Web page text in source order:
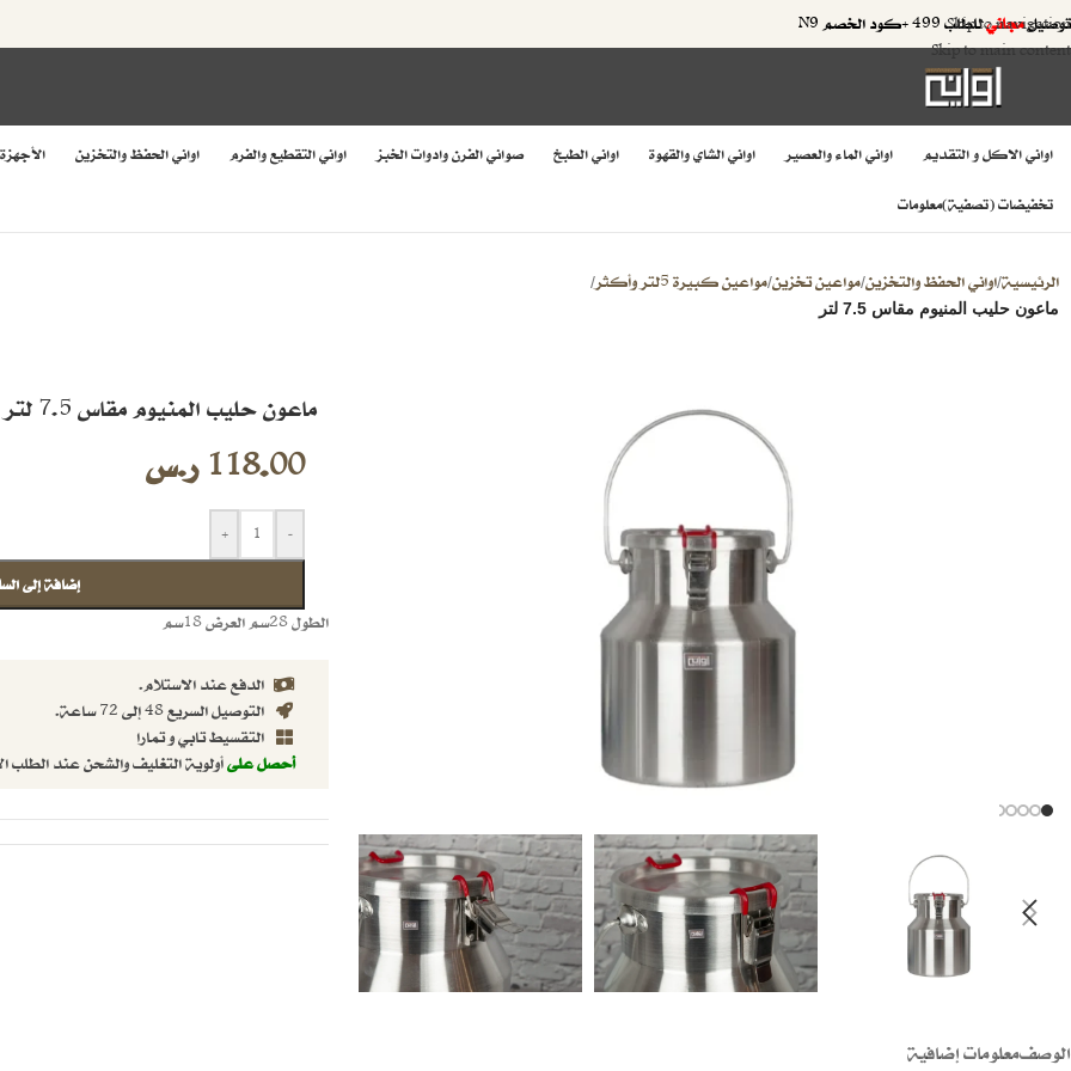
Skip to navigation
Skip to main content
توصيلمجانيللطلب 499 +كود الخصم N9
اواني الاكل و التقديم اواني الماء والعصير اواني الشاي والقهوة اواني الطبخ صواني الفرن وادوات الخبز اواني التقطيع والفرم اواني الحفظ والتخزين
تخفيضات (تصفية)معلومات
الرئيسية/اواني الحفظ والتخزين/مواعين تخزين/مواعين كبيرة 5لتر وأكثر
/
ماعون حليب المنيوم مقاس 7.5 لتر
ماعون حليب المنيوم مقاس 7.5 لتر
118.00 ر.س
-
+
إضافة إلى
الطول 28سم العرض 18سم
الدفع عند الاستلام.
التوصيل السريع 48 إلى 72 ساعة.
التقسيط تابي و تمارا
أحصل علىأولوية التغليف والشحن عند الطلب
الوصفمعلومات إضافية